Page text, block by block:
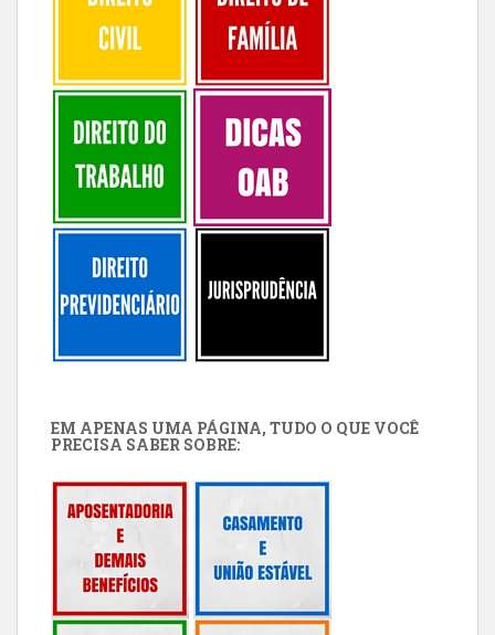
EM APENAS UMA PÁGINA, TUDO O QUE VOCÊ
PRECISA SABER SOBRE: